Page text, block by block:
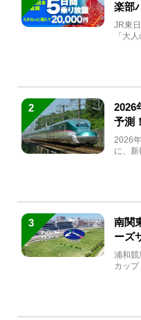
楽部
JR東
「大
2
2026
予測
急券
2026
に、
3
南関
ーズ
馬と
浦和競
カッ